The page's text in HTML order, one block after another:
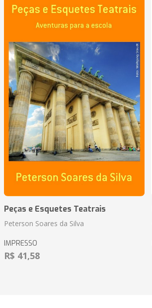
Peças e Esquetes Teatrais
Peterson Soares da Silva
IMPRESSO
R$ 41,58